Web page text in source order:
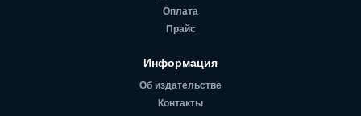
Оплата
Прайс
Информация
Об издательстве
Контакты